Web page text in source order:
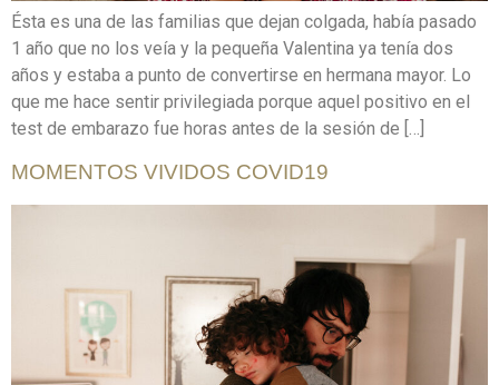
Ésta es una de las familias que dejan colgada, había pasado
1 año que no los veía y la pequeña Valentina ya tenía dos
años y estaba a punto de convertirse en hermana mayor. Lo
que me hace sentir privilegiada porque aquel positivo en el
test de embarazo fue horas antes de la sesión de […]
MOMENTOS VIVIDOS COVID19